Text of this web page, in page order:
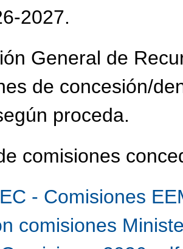
2027.
General de
de concesión/
proceda.
comisiones
- Comisiones
comisiones